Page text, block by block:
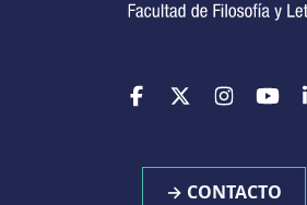
→ CONTACTO